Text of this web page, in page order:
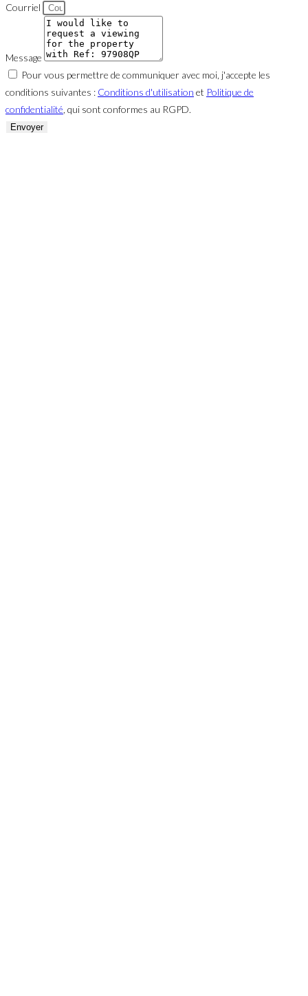
Courriel
Message
Pour vous permettre de communiquer avec moi, j'accepte les
conditions suivantes : Conditions d'utilisation et Politique de
confidentialité, qui sont conformes au RGPD.
Envoyer